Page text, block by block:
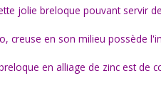
jolie breloque pouvant servir
en son milieu possède
en alliage de zinc est de